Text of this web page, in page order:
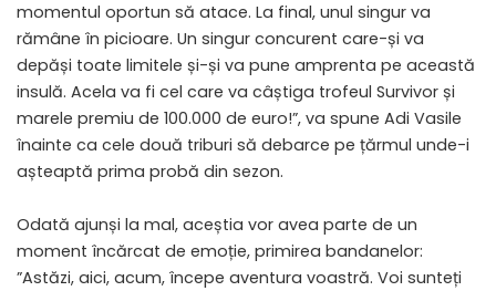
momentul oportun să atace. La final, unul singur va
rămâne în picioare. Un singur concurent care-și va
depăși toate limitele și-și va pune amprenta pe această
insulă. Acela va fi cel care va câștiga trofeul Survivor și
marele premiu de 100.000 de euro!”, va spune Adi Vasile
înainte ca cele două triburi să debarce pe țărmul unde-i
așteaptă prima probă din sezon.
Odată ajunși la mal, aceștia vor avea parte de un
moment încărcat de emoție, primirea bandanelor:
”Astăzi, aici, acum, începe aventura voastră. Voi sunteți